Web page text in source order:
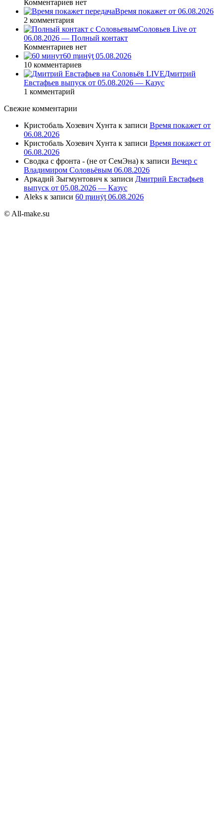
Комментариев нет
Время покажет от 06.08.2026
2 комментария
Соловьев Live от
06.08.2026 — Полный контакт
Комментариев нет
60 ṃинẏƫ 05.08.2026
10 комментариев
Дмитрий
Евстафьев выпуск от 05.08.2026 — Казус
1 комментарий
Свежие комментарии
Кристобаль Хозевич Хунта к записи Время покажет от
06.08.2026
Кристобаль Хозевич Хунта к записи Время покажет от
06.08.2026
Сводка с фронта - (не от СемЭна) к записи Вечер с
Владимиром Соловьёвым 06.08.2026
Аркадий Зыгмунтович к записи Дмитрий Евстафьев
выпуск от 05.08.2026 — Казус
Aleks к записи 60 ṃинẏƫ 06.08.2026
© All-make.su